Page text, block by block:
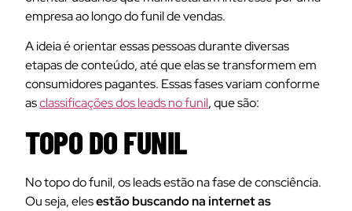
empresa ao longo do funil de vendas.
A ideia é orientar essas pessoas durante diversas
etapas de conteúdo, até que elas se transformem em
consumidores pagantes. Essas fases variam conforme
asclassificações dos leads no funil, que são:
TOPO DO FUNIL
No topo do funil, os leads estão na fase de consciência.
Ou seja, elesestão buscando na internet as